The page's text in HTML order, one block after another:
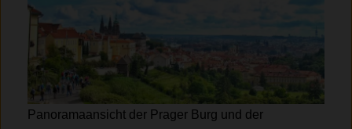
Panoramaansicht der Prager Burg und der